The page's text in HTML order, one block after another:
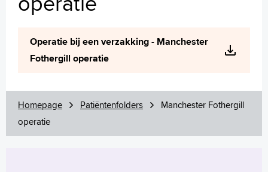
Voorleesfunctie
English
Français
Polski
Operatie bij een verzakking - Manchester
Fothergill operatie
Homepage Patiëntenfolders
Manchester Fothergill
operatie